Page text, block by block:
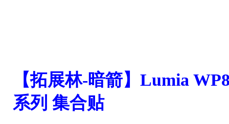
【拓展林-暗箭】Lumia
系列 集合贴